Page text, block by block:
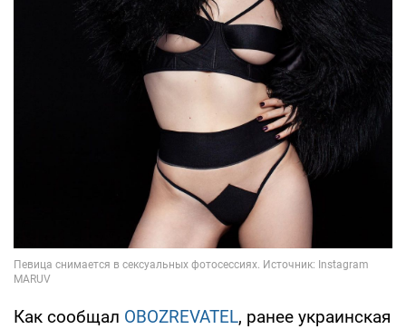
Как сообщал OBOZREVATEL, ранее украинская